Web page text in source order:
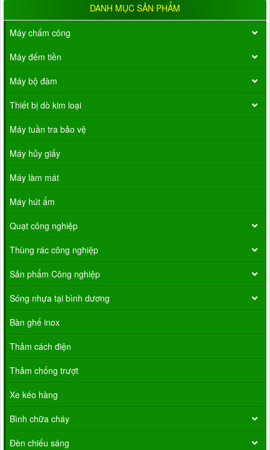
DANH MỤC SẢN PHẨM
Máy chấm công
Máy đếm tiền
Máy bộ đàm
Thiết bị dò kim loại
Máy tuần tra bảo vệ
Máy hủy giấy
Máy làm mát
Máy hút ẩm
Quạt công nghiệp
Thùng rác công nghiệp
Sản phẩm Công nghiệp
Sóng nhựa tại bình dương
Bàn ghế inox
Thảm cách điện
Thảm chống trượt
Xe kéo hàng
Bình chữa cháy
Đèn chiếu sáng